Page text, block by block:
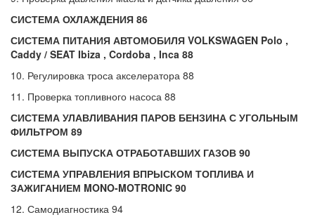
СИСТЕМА ОХЛАЖДЕНИЯ 86
СИСТЕМА ПИТАНИЯ АВТОМОБИЛЯ VOLKSWAGEN Polo ,
Caddy / SEAT Ibiza , Cordoba , Inca 88
10. Регулировка троса акселератора 88
11. Проверка топливного насоса 88
СИСТЕМА УЛАВЛИВАНИЯ ПАРОВ БЕНЗИНА С УГОЛЬНЫМ
ФИЛЬТРОМ 89
СИСТЕМА ВЫПУСКА ОТРАБОТАВШИХ ГАЗОВ 90
СИСТЕМА УПРАВЛЕНИЯ ВПРЫСКОМ ТОПЛИВА И
ЗАЖИГАНИЕМ MONO-MOTRONIC 90
12. Самодиагностика 94